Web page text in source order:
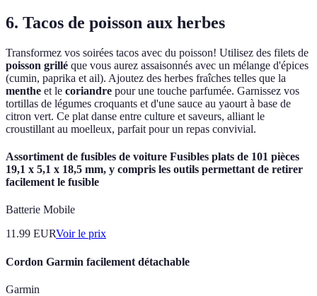
6. Tacos de poisson aux herbes
Transformez vos soirées tacos avec du poisson! Utilisez des filets de
poisson grillé que vous aurez assaisonnés avec un mélange d'épices
(cumin, paprika et ail). Ajoutez des herbes fraîches telles que la
menthe et le coriandre pour une touche parfumée. Garnissez vos
tortillas de légumes croquants et d'une sauce au yaourt à base de
citron vert. Ce plat danse entre culture et saveurs, alliant le
croustillant au moelleux, parfait pour un repas convivial.
Assortiment de fusibles de voiture Fusibles plats de 101 pièces
19,1 x 5,1 x 18,5 mm, y compris les outils permettant de retirer
facilement le fusible
Batterie Mobile
11.99 EURVoir le prix
Cordon Garmin facilement détachable
Garmin